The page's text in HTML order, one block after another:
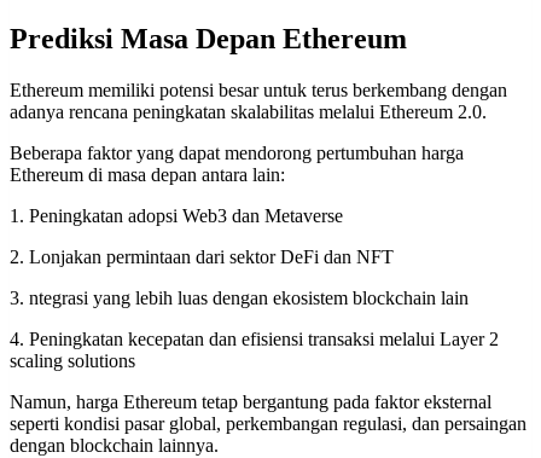
Prediksi Masa Depan Ethereum
Ethereum memiliki potensi besar untuk terus berkembang dengan
adanya rencana peningkatan skalabilitas melalui Ethereum 2.0.
Beberapa faktor yang dapat mendorong pertumbuhan harga
Ethereum di masa depan antara lain:
1. Peningkatan adopsi Web3 dan Metaverse
2. Lonjakan permintaan dari sektor DeFi dan NFT
3. ntegrasi yang lebih luas dengan ekosistem blockchain lain
4. Peningkatan kecepatan dan efisiensi transaksi melalui Layer 2
scaling solutions
Namun, harga Ethereum tetap bergantung pada faktor eksternal
seperti kondisi pasar global, perkembangan regulasi, dan persaingan
dengan blockchain lainnya.